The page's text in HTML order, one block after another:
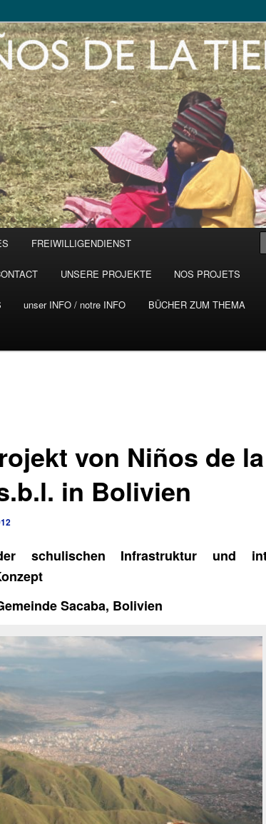
FREIWILLIGENDIENST
UNSERE PROJEKTE NOS PROJETS
unser INFO / notre INFO BÜCHER ZUM THEMA
von Niños de la
in Bolivien
schulischen Infrastruktur und
Sacaba, Bolivien